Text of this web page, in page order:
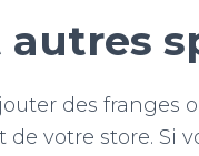
des franges
votre store. Si